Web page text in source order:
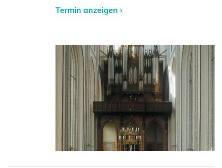
Termin anzeigen ›